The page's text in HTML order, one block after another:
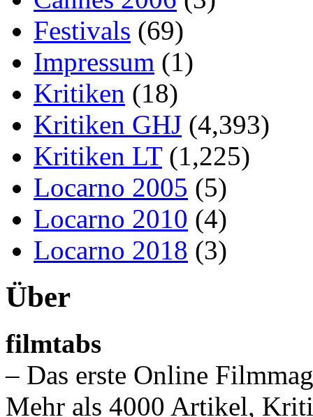
Festivals (69)
Impressum (1)
Kritiken (18)
Kritiken GHJ (4,393)
Kritiken LT(1,225)
Locarno 2005 (5)
Locarno 2010 (4)
Locarno 2018 (3)
Über
filmtabs
– Das erste Online
Mehr als 4000 Artikel,